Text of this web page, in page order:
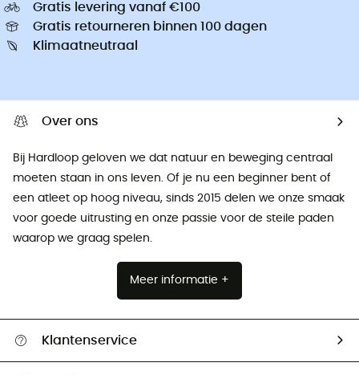
Gratis levering vanaf €100
Gratis retourneren binnen 100 dagen
Klimaatneutraal
Over ons
Bij Hardloop geloven we dat natuur en beweging centraal
moeten staan ​​in ons leven. Of je nu een beginner bent of
een atleet op hoog niveau, sinds 2015 delen we onze smaak
voor goede uitrusting en onze passie voor de steile paden
waarop we graag spelen.
Meer informatie +
Klantenservice